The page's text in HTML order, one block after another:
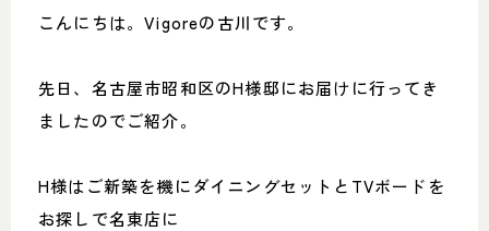
こんにちは。Vigoreの古川です。
先日、名古屋市昭和区のH様邸にお届けに行ってき
ましたのでご紹介。
H様はご新築を機にダイニングセットとTVボードを
お探しで名東店に